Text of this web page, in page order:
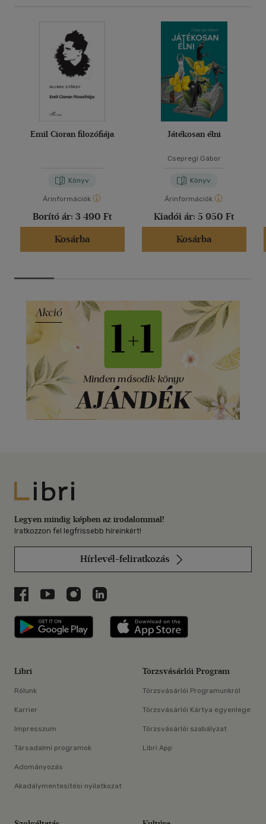
Emil Cioran filozófiája
Könyv
Árinformációk
Borító ár: 3 490 Ft
Kosárba
Játékosan élni
Csepregi Gábor
Könyv
Árinformációk
Kiadói ár: 5 950 Ft
Kosárba
Libri
Legyen mindig képben az irodalommal!
Iratkozzon fel legfrissebb híreinkért!
Hírlevél-feliratkozás
Libri a Facebookon
Libri a Youtube-on
Libri az Instagramon
Libri a LinkedInen
Libri applikáció Szerezd meg: Google
Libri
Rólunk
Karrier
Impresszum
Társadalmi programok
Adományozás
Akadálymentesítési nyilatkozat
Törzsvásárlói Program
Törzsvásárlói Programunkról
Törzsvásárlói Kártya egyenlege
Törzsvásárlói szabályzat
Libri App